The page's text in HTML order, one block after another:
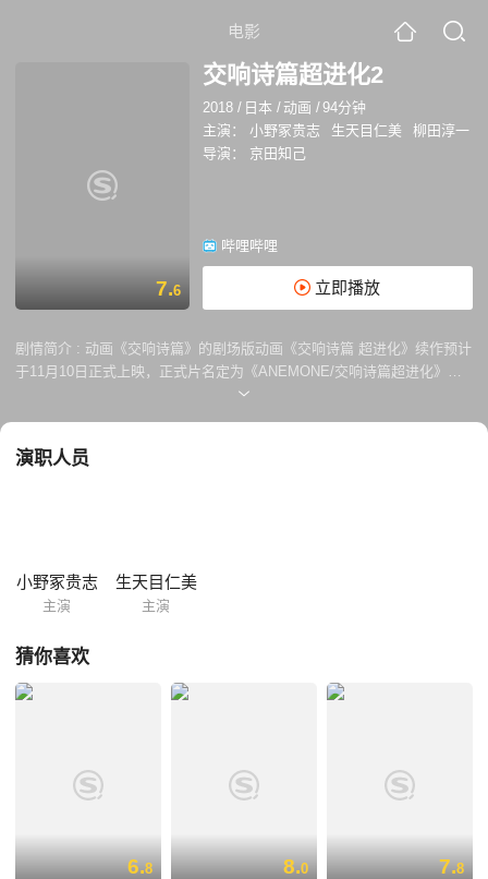
电影
7.6
交响诗篇超进化2
2018 / 日本 / 动画 /94分钟
主演：
小野冢贵志 生天目仁美
柳田淳一
导演：
京田知己
哔哩哔哩
立即播放
剧情简介 : 动画《交响诗篇》的剧场版动画《交响诗篇 超进化》续作预计
于11月10日正式上映，正式片名定为《ANEMONE/交响诗篇超进化》，
宣传PV今日公开。故事以TV动画《交响诗篇》中最初的东京为舞台，故
演职人员
小野冢贵志
主演
生天目仁美
主演
猜你喜欢
6.8 8.0 7.8